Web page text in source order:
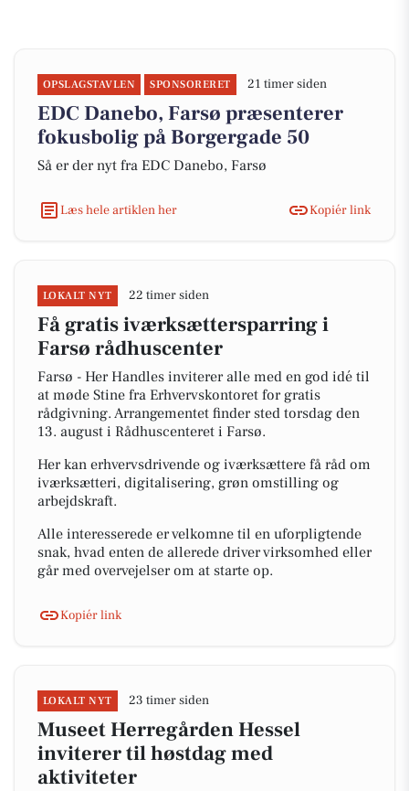
OPSLAGSTAVLEN SPONSORERET 21 timer siden
EDC Danebo, Farsø præsenterer
fokusbolig på Borgergade 50
Så er der nyt fra EDC Danebo, Farsø
Læs hele artiklen her Kopiér link
LOKALT NYT 22 timer siden
Få gratis iværksættersparring i
Farsø rådhuscenter
Farsø - Her Handles inviterer alle med en god idé til
at møde Stine fra Erhvervskontoret for gratis
rådgivning. Arrangementet finder sted torsdag den
13. august i Rådhuscenteret i Farsø.
Her kan erhvervsdrivende og iværksættere få råd om
iværksætteri, digitalisering, grøn omstilling og
arbejdskraft.
Alle interesserede er velkomne til en uforpligtende
snak, hvad enten de allerede driver virksomhed eller
går med overvejelser om at starte op.
Kopiér link
LOKALT NYT 23 timer siden
Museet Herregården Hessel
inviterer til høstdag med
aktiviteter